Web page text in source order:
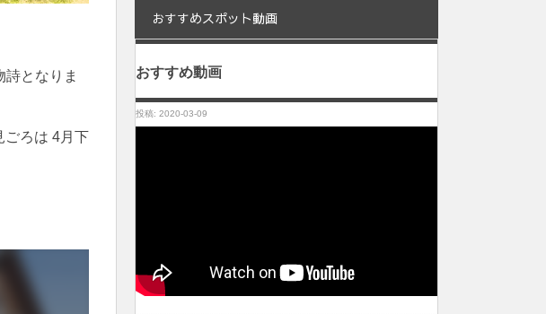
となりま
ごろは 4月下
おすすめスポット動画
おすすめ動画
投稿: 2020-03-09